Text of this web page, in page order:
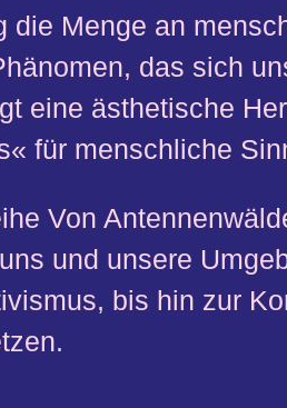
die Menge an
das sich
eine ästhetische
für menschliche
Von
und unsere
bis hin zur